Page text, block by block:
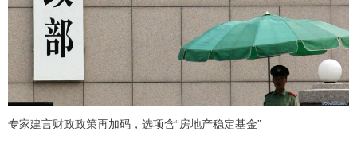
专家建言财政政策再加码，选项含“房地产稳定基金”